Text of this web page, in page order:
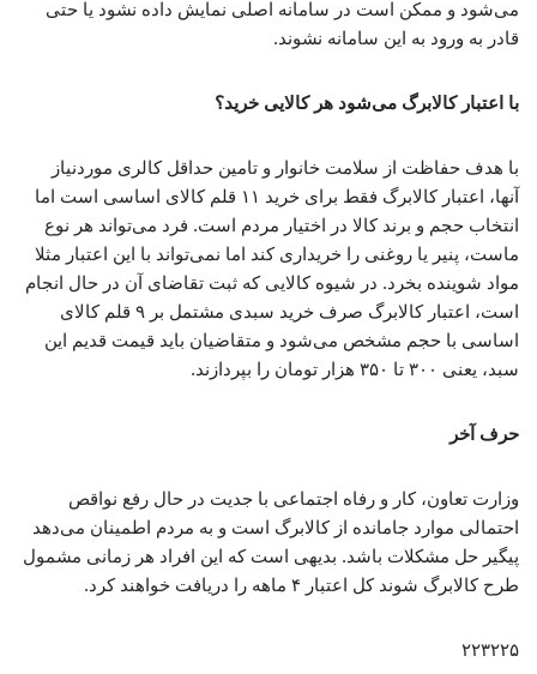
می‌شود و ممکن است در سامانه اصلی نمایش داده نشود یا حتی
قادر به ورود به این سامانه نشوند.
با اعتبار کالابرگ می‌شود هر کالایی خرید؟
با هدف حفاظت از سلامت خانوار و تامین حداقل کالری موردنیاز
آنها، اعتبار کالابرگ فقط برای خرید ۱۱ قلم کالای اساسی است اما
انتخاب حجم و برند کالا در اختیار مردم است. فرد می‌تواند هر نوع
ماست، پنیر یا روغنی را خریداری کند اما نمی‌تواند با این اعتبار مثلا
مواد شوینده بخرد. در شیوه کالایی که ثبت تقاضای آن در حال انجام
است، اعتبار کالابرگ صرف خرید سبدی مشتمل بر ۹ قلم کالای
اساسی با حجم مشخص می‌شود و متقاضیان باید قیمت قدیم این
سبد، یعنی ۳۰۰ تا ۳۵۰ هزار تومان را بپردازند.
حرف آخر
وزارت تعاون، کار و رفاه اجتماعی با جدیت در حال رفع نواقص
احتمالی موارد جامانده از کالابرگ است و به مردم اطمینان می‌دهد
پیگیر حل مشکلات باشد. بدیهی است که این افراد هر زمانی مشمول
طرح کالابرگ شوند کل اعتبار ۴ ماهه را دریافت خواهند کرد.
۲۲۳۲۲۵